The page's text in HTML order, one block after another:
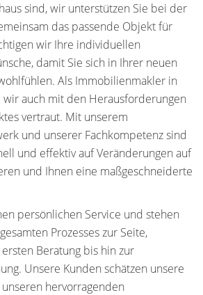
sind, wir unterstützen Sie bei der
das passende Objekt für
wir Ihre individuellen
damit Sie sich in Ihrer neuen
Als Immobilienmakler in
auch mit den Herausforderungen
vertraut. Mit unserem
und unserer Fachkompetenz sind
und effektiv auf Veränderungen auf
und Ihnen eine maßgeschneiderte
persönlichen Service und stehen
Prozesses zur Seite,
Beratung bis hin zur
Unsere Kunden schätzen unsere
hervorragenden